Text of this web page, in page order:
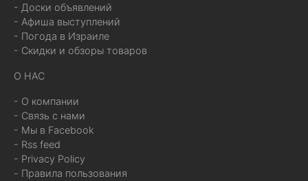
- Доски объявлений
- Афиша выступлений
- Погода в Израиле
- Скидки и обзоры товаров
О НАС
- О компании
- Связь с нами
- Мы в Facebook
- Rss feed
- Privacy Policy
- Правила пользования